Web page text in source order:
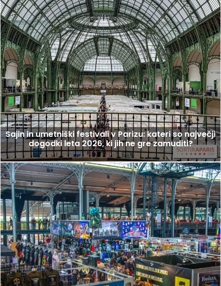
Sajin in umetniški festivali v Parizu: kateri so največji
dogodki leta 2026, ki jih ne gre zamuditi?